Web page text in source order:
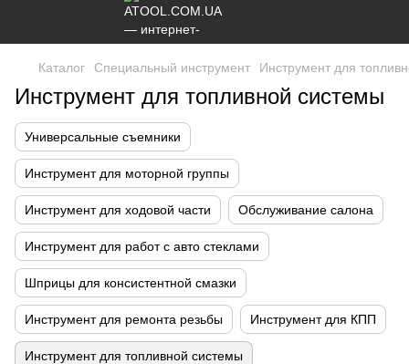
Каталог Специальный инструмент Инструмент для
Инструмент для топливной системы
Универсальные cъемники
Инструмент для моторной группы
Инструмент для ходовой части Обслуживание салона
Инструмент для работ с авто стеклами
Шприцы для консистентной смазки
Инструмент для ремонта резьбы Инструмент для КПП
Инструмент для топливной системы